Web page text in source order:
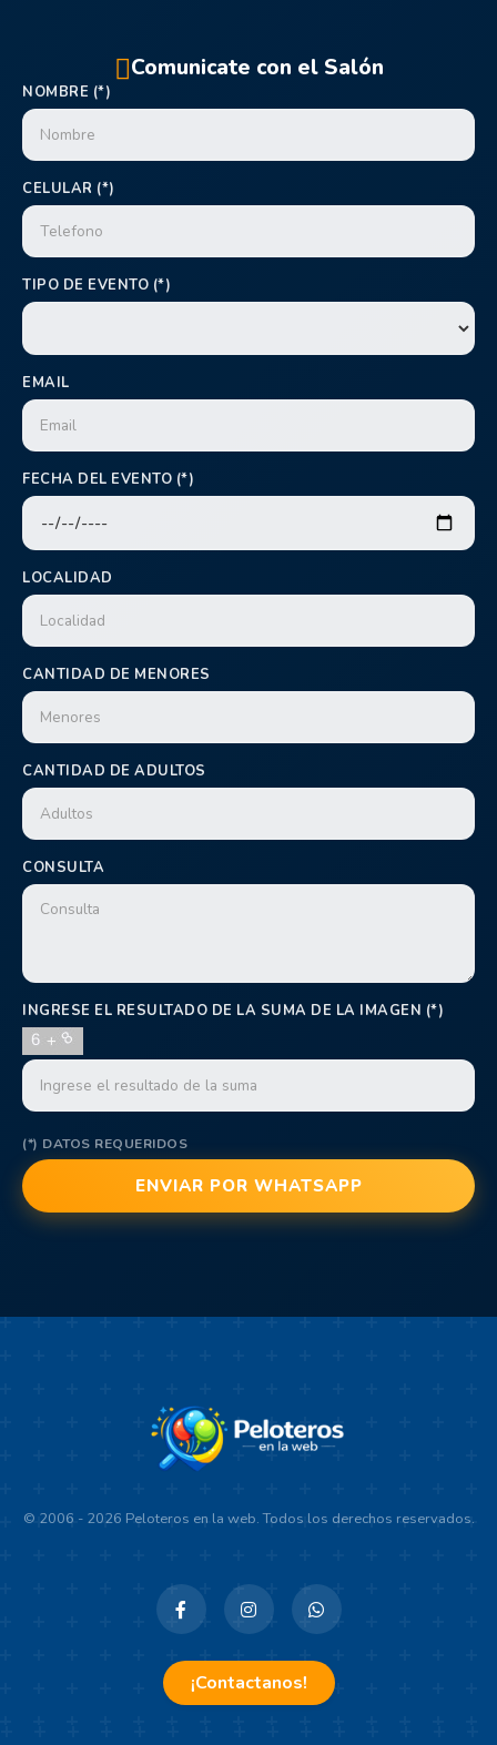
Comunicate con el Salón
NOMBRE (*)
CELULAR (*)
TIPO DE EVENTO (*)
EMAIL
FECHA DEL EVENTO (*)
LOCALIDAD
CANTIDAD DE MENORES
CANTIDAD DE ADULTOS
CONSULTA
INGRESE EL RESULTADO DE LA SUMA DE LA IMAGEN (*)
(*) DATOS REQUERIDOS
© 2006 - 2026 Peloteros en la web. Todos los derechos reservados.
¡Contactanos!